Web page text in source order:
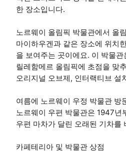
한 장소입니다.
노르웨이 올림픽 박물관에서 올
마이하우겐과 같은 장소에 위치
을 보여주는 곳이에요. 이 박물
릴레함메르 올림픽에 초점을 맞
오리지널 오브제, 인터랙티브
여름에 노르웨이 우정 박물관 방
노르웨이 우편 박물관은 1947년
우편 마차가 달린 오래된 기차를
카페테리아 및 박물관 상점